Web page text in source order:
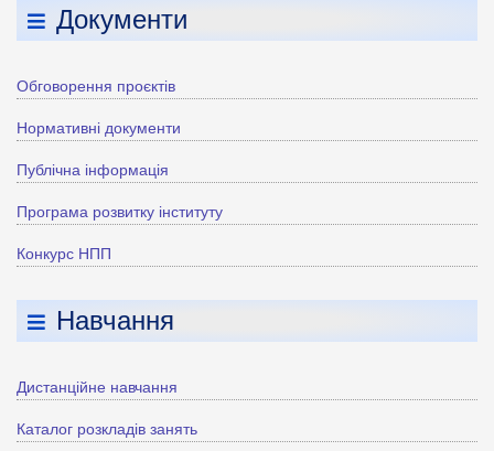
Документи
Обговорення проєктів
Нормативні документи
Публічна інформація
Програма розвитку інституту
Конкурс НПП
Навчання
Дистанційне навчання
Каталог розкладів занять